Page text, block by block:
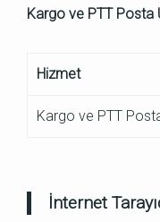
Kargo ve PTT Posta
Hizmet
Kargo ve PTT
İnternet